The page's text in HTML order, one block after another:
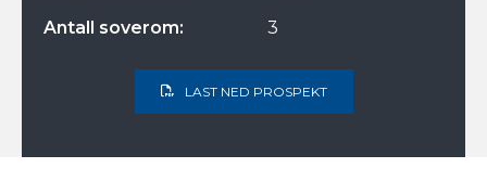
Antall soverom: 3
LAST NED PROSPEKT